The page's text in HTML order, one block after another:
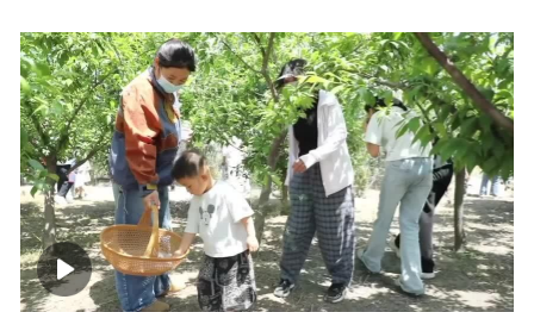
00:00 10:00